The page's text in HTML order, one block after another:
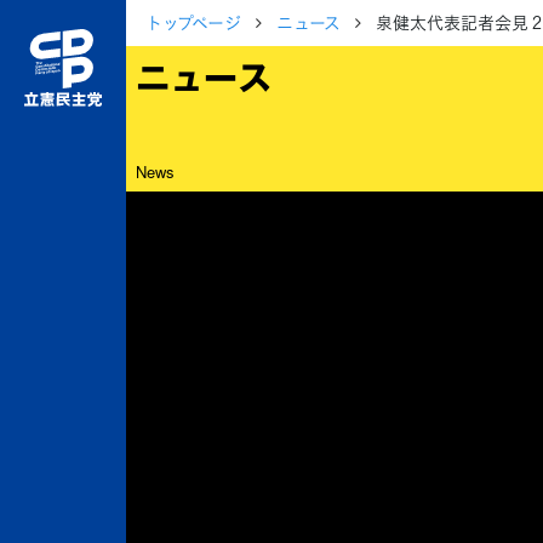
トップページ ニュース 泉健太代表記者会見
ニュース
News